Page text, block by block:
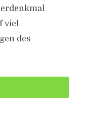
viel
des